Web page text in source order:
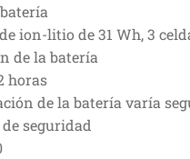
ion-litio de 31 Wh, 3
de la batería
horas
de la batería varía
seguridad